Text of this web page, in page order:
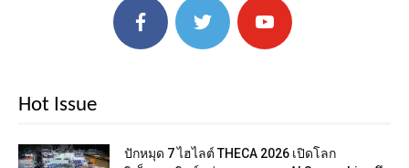
Hot Issue
ปักหมุด 7 ไฮไลต์ THECA 2026 เปิดโลก